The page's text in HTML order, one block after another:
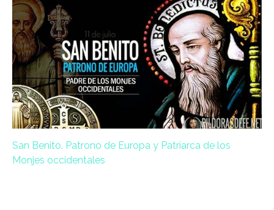
San Benito. Patrono de Europa y Patriarca de los
Monjes occidentales